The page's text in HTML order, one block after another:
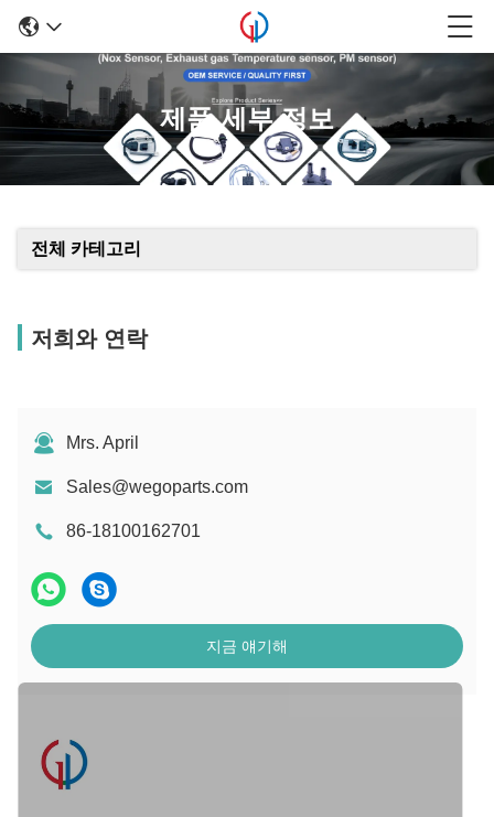
제품 세부 정보
전체 카테고리
저희와 연락
Mrs. April
Sales@wegoparts.com
86-18100162701
지금 얘기해